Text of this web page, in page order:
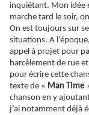
inquiétant. Mon idée
marche tard le soir,
On est toujours sur
situations. A
appel à projet pour
harcèlement de rue
pour écrire cette
texte de « Man Time
chanson en y
j’ai notamment déjà